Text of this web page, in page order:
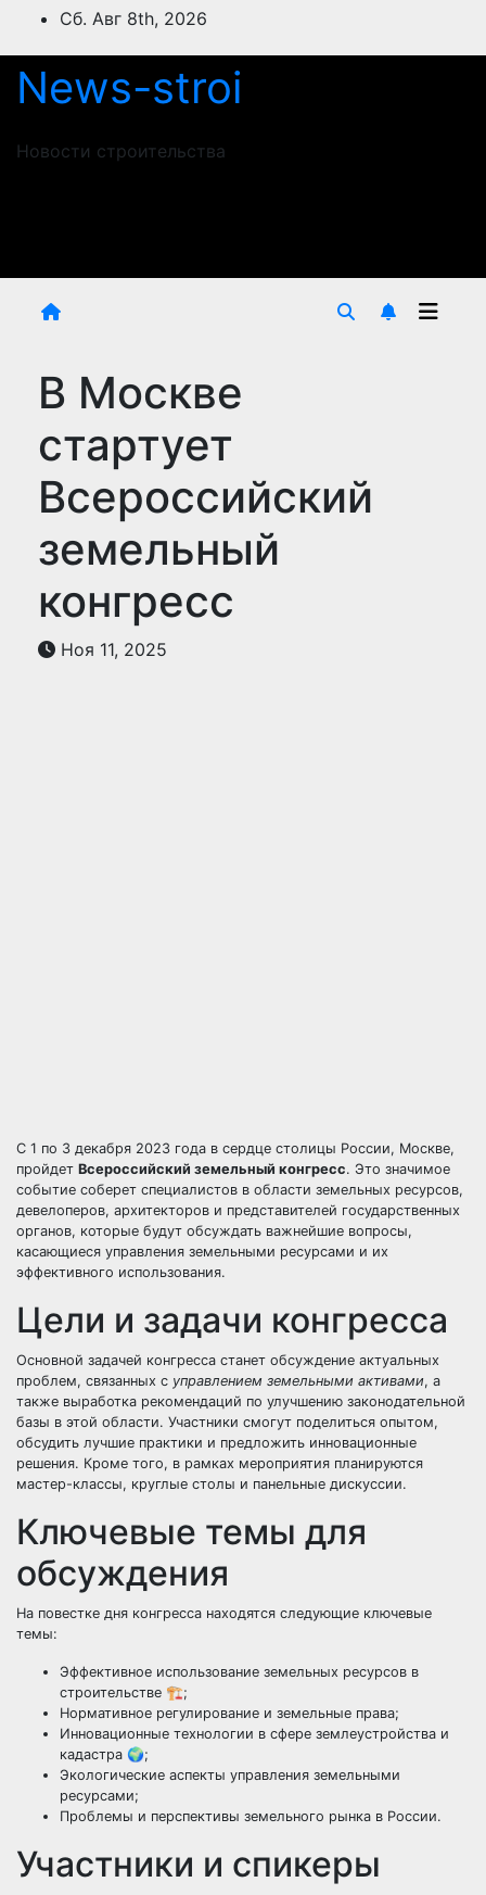
ПерейтиСб. Авг 8th, 2026
News-stroi
Новости строительства
В Москве
стартует
Всероссийский
земельный
конгресс
Ноя 11, 2025
С 1 по 3 декабря 2023 года в сердце столицы России, Москве,
пройдет Всероссийский земельный конгресс. Это значимое
событие соберет специалистов в области земельных ресурсов,
девелоперов, архитекторов и представителей государственных
органов, которые будут обсуждать важнейшие вопросы,
касающиеся управления земельными ресурсами и их
эффективного использования.
Цели и задачи конгресса
Основной задачей конгресса станет обсуждение актуальных
проблем, связанных с управлением земельными активами, а
также выработка рекомендаций по улучшению законодательной
базы в этой области. Участники смогут поделиться опытом,
обсудить лучшие практики и предложить инновационные
решения. Кроме того, в рамках мероприятия планируются
мастер-классы, круглые столы и панельные дискуссии.
Ключевые темы для
обсуждения
На повестке дня конгресса находятся следующие ключевые
темы:
Эффективное использование земельных ресурсов в
строительстве 🏗️;
Нормативное регулирование и земельные права;
Инновационные технологии в сфере землеустройства и
кадастра 🌍;
Экологические аспекты управления земельными
ресурсами;
Проблемы и перспективы земельного рынка в России.
Участники и спикеры